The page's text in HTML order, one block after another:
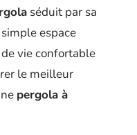
séduit par sa
espace
vie confortable
le meilleur
pergola à